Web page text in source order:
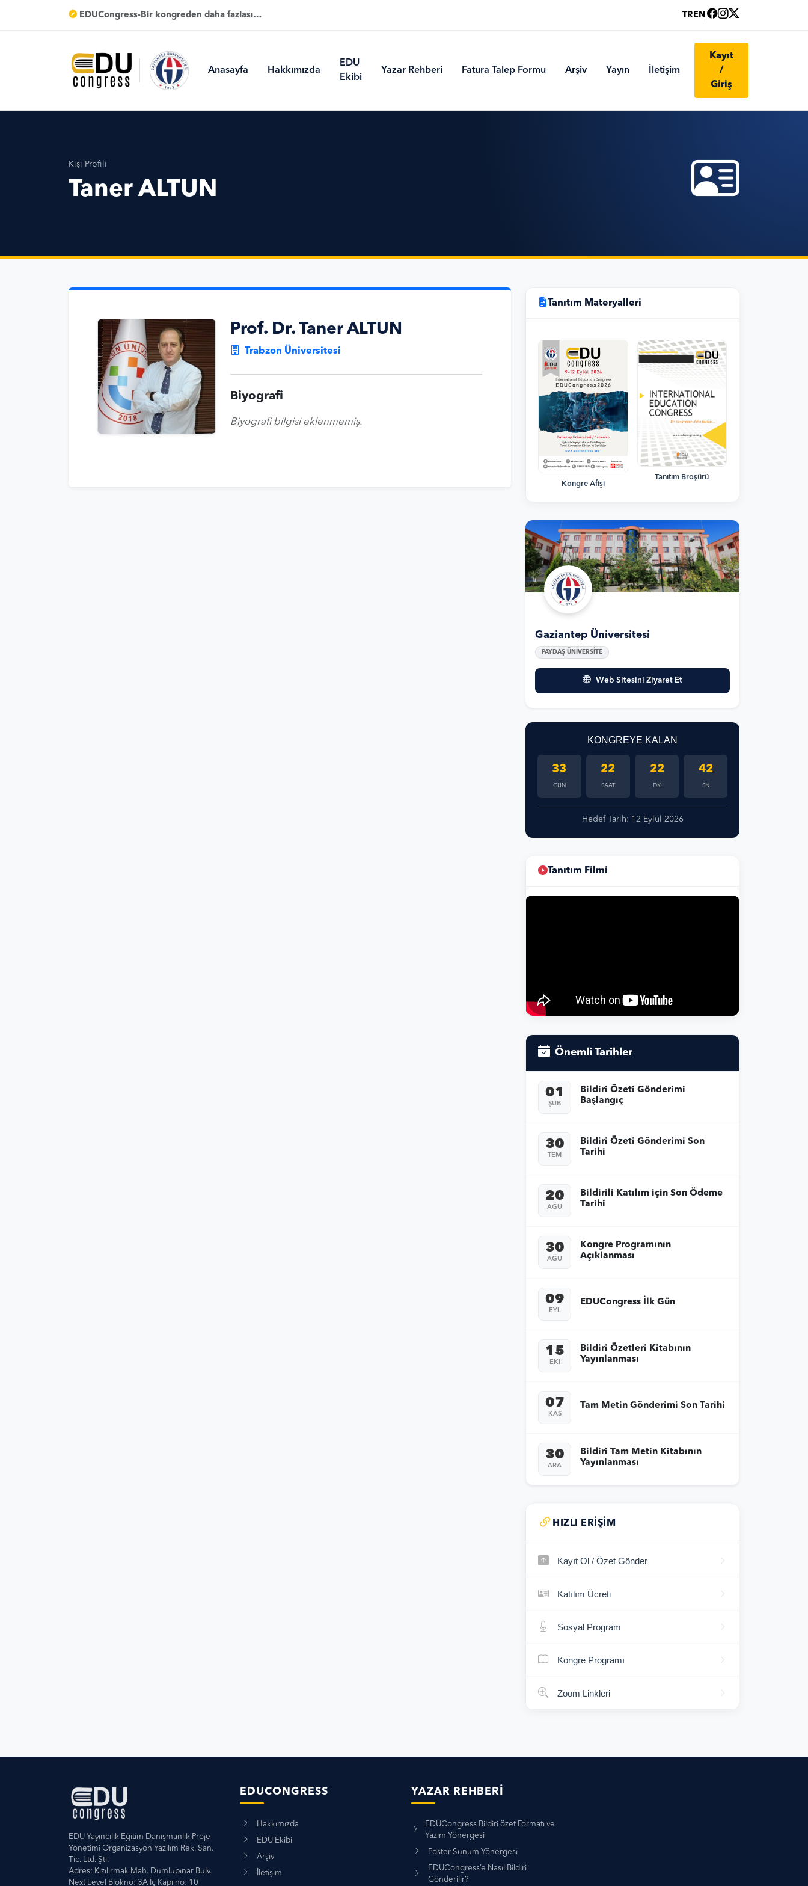
EDUCongress-Bir kongreden daha fazlası… TR EN
Anasayfa Hakkımızda
EDU
Ekibi
Yazar Rehberi Fatura Talep Formu Arşiv Yayın İletişim
Kayıt
/
Giriş
Kişi Profili
Taner ALTUN
Prof. Dr. Taner ALTUN
Trabzon Üniversitesi
Biyografi
Biyografi bilgisi eklenmemiş.
Tanıtım Materyalleri
Kongre Afişi
Tanıtım Broşürü
Gaziantep Üniversitesi
PAYDAŞ ÜNİVERSİTE
Web Sitesini Ziyaret Et
KONGREYE KALAN
33
GÜN
22
SAAT
22
DK
41
SN
Hedef Tarih: 12 Eylül 2026
Tanıtım Filmi
Önemli Tarihler
01
ŞUB
Bildiri Özeti Gönderimi
Başlangıç
30
TEM
Bildiri Özeti Gönderimi Son
Tarihi
20
AĞU
Bildirili Katılım için Son Ödeme
Tarihi
30
AĞU
Kongre Programının
Açıklanması
09
EYL
EDUCongress İlk Gün
15
EKI
Bildiri Özetleri Kitabının
Yayınlanması
07
KAS
Tam Metin Gönderimi Son Tarihi
30
ARA
Bildiri Tam Metin Kitabının
Yayınlanması
HIZLI ERIŞIM
Kayıt Ol / Özet Gönder
Katılım Ücreti
Sosyal Program
Kongre Programı
Zoom Linkleri
EDU Yayıncılık Eğitim Danışmanlık Proje
Yönetimi Organizasyon Yazılım Rek. San.
Tic. Ltd. Şti.
Adres: Kızılırmak Mah. Dumlupınar Bulv.
Next Level Blokno: 3A İç Kapı no: 10
EDUCONGRESS
Hakkımızda
EDU Ekibi
Arşiv
İletişim
YAZAR REHBERI
EDUCongress Bildiri özet Formatı ve
Yazım Yönergesi
Poster Sunum Yönergesi
EDUCongress’e Nasıl Bildiri
Gönderilir?